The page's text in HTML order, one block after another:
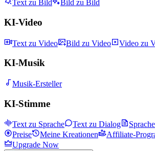
Text zu Bild Bild zu Bild
KI-Video
Text zu Video Bild zu Video Video zu
KI-Musik
Musik-Ersteller
KI-Stimme
Text zu Sprache Text zu Dialog
Preise
Meine Kreationen Affiliate-
Upgrade Now